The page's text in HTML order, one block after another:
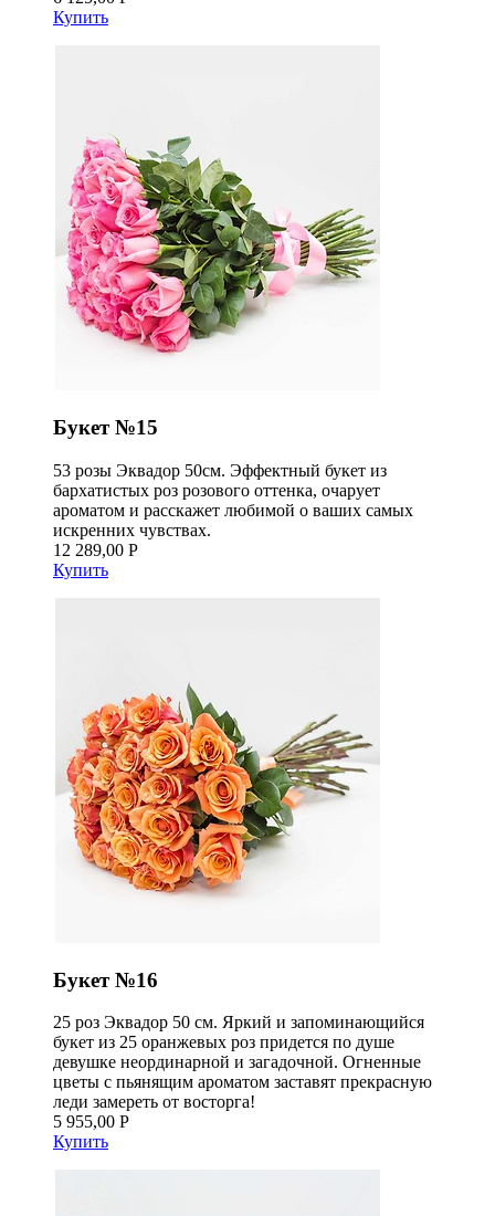
Купить
Букет №15
53 розы Эквадор 50см. Эффектный букет из
бархатистых роз розового оттенка, очарует
ароматом и расскажет любимой о ваших самых
искренних чувствах.
12 289,00 Р
Купить
Букет №16
25 роз Эквадор 50 см. Яркий и запоминающийся
букет из 25 оранжевых роз придется по душе
девушке неординарной и загадочной. Огненные
цветы с пьянящим ароматом заставят прекрасную
леди замереть от восторга!
5 955,00 Р
Купить